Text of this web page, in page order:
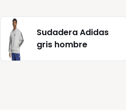
Sudadera Adidas
gris hombre